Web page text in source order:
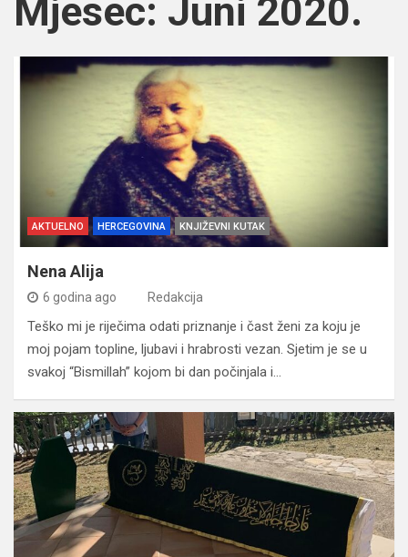
Mjesec: Juni 2020.
AKTUELNO HERCEGOVINA KNJIŽEVNI KUTAK
Nena Alija
6 godina ago Redakcija
Teško mi je riječima odati priznanje i čast ženi za koju je
moj pojam topline, ljubavi i hrabrosti vezan. Sjetim je se u
svakoj “Bismillah” kojom bi dan počinjala i…